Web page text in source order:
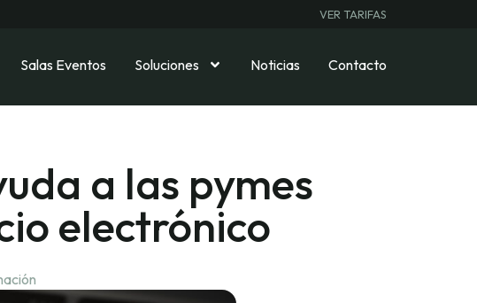
VER TARIFAS
Salas Eventos Soluciones Noticias Contacto
a las pymes
electrónico